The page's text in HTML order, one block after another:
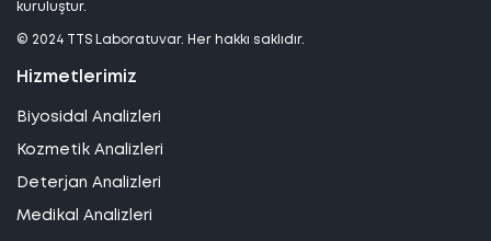
kuruluştur.
© 2024 TTS Laboratuvar. Her hakkı saklıdır.
Hizmetlerimiz
Biyosidal Analizleri
Kozmetik Analizleri
Deterjan Analizleri
Medikal Analizleri